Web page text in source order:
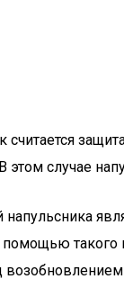
считается
этом случае
такого